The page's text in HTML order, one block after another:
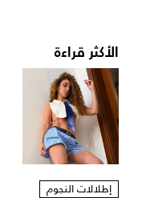
الأكثر قراءة
إطلالات النجوم